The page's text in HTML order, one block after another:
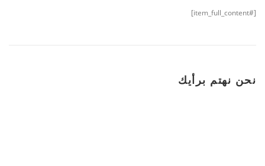
[#item_full_content]
نحن نهتم برأيك